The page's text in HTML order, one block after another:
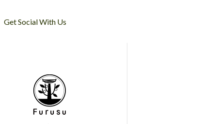
Get Social With Us